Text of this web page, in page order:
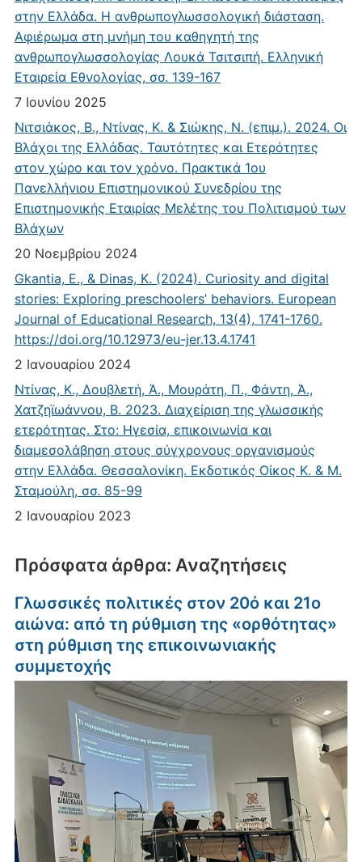
στην Ελλάδα. Η ανθρωπογλωσσολογική διάσταση.
Αφιέρωμα στη μνήμη του καθηγητή της
ανθρωπογλωσσολογίας Λουκά Τσιτσιπή. Ελληνική
Εταιρεία Εθνολογίας, σσ. 139-167
7 Ιουνίου 2025
Νιτσιάκος, Β., Ντίνας, Κ. & Σιώκης, Ν. (επιμ.). 2024. Οι
Βλάχοι της Ελλάδας. Ταυτότητες και Ετερότητες
στον χώρο και τον χρόνο. Πρακτικά 1ου
Πανελλήνιου Επιστημονικού Συνεδρίου της
Επιστημονικής Εταιρίας Μελέτης του Πολιτισμού των
Βλάχων
20 Νοεμβρίου 2024
Gkantia, E., & Dinas, K. (2024). Curiosity and digital
stories: Exploring preschoolers’ behaviors. European
Journal of Educational Research, 13(4), 1741-1760.
https://doi.org/10.12973/eu-jer.13.4.1741
2 Ιανουαρίου 2024
Ντίνας, Κ., Δουβλετή, Ά., Μουράτη, Π., Φάντη, Ά.,
Χατζηϊωάννου, Β. 2023. Διαχείριση της γλωσσικής
ετερότητας. Στο: Ηγεσία, επικοινωνία και
διαμεσολάβηση στους σύγχρονους οργανισμούς
στην Ελλάδα. Θεσσαλονίκη. Εκδοτικός Οίκος Κ. & Μ.
Σταμούλη, σσ. 85-99
2 Ιανουαρίου 2023
Πρόσφατα άρθρα: Αναζητήσεις
Γλωσσικές πολιτικές στον 20ό και 21ο
αιώνα: από τη ρύθμιση της «ορθότητας»
στη ρύθμιση της επικοινωνιακής
συμμετοχής